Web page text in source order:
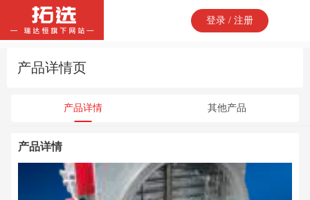
登录 / 注册
产品详情页
产品详情 其他产品
产品详情